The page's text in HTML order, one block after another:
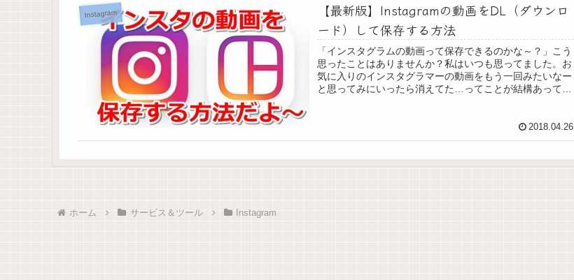
Instagram
【最新版】Instagramの動画をDL（ダウンロ
ード）して保存する方法
「インスタグラムの動画って保存できるのかな～？」こう
思ったことはありませんか？私はいつも思ってました。お
気に入りのインスタグラマーの動画をもう一回みたいなー
と思ってみにいったら消えてた…ってことが結構あって…
2018.04.26
ホーム サービス＆ツール Instagram